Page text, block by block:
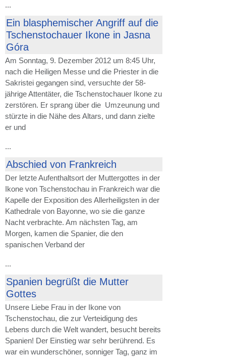
...
Ein blasphemischer Angriff auf die
Tschenstochauer Ikone in Jasna
Góra
Am Sonntag, 9. Dezember 2012 um 8:45 Uhr,
nach die Heiligen Messe und die Priester in die
Sakristei gegangen sind, versuchte der 58-
jährige Attentäter, die Tschenstochauer Ikone zu
zerstören. Er sprang über die Umzeunung und
stürzte in die Nähe des Altars, und dann zielte
er und
...
Abschied von Frankreich
Der letzte Aufenthaltsort der Muttergottes in der
Ikone von Tschenstochau in Frankreich war die
Kapelle der Exposition des Allerheiligsten in der
Kathedrale von Bayonne, wo sie die ganze
Nacht verbrachte. Am nächsten Tag, am
Morgen, kamen die Spanier, die den
spanischen Verband der
...
Spanien begrüßt die Mutter
Gottes
Unsere Liebe Frau in der Ikone von
Tschenstochau, die zur Verteidigung des
Lebens durch die Welt wandert, besucht bereits
Spanien! Der Einstieg war sehr berührend. Es
war ein wunderschöner, sonniger Tag, ganz im